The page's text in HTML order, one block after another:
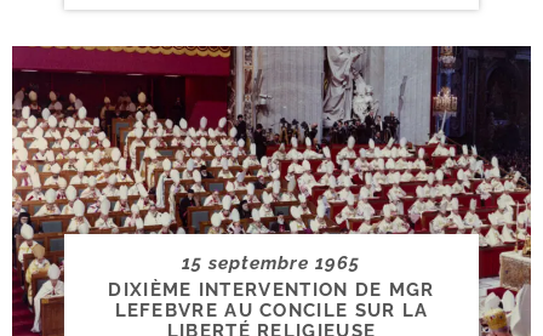
15 septembre 1965
DIXIÈME INTERVENTION DE MGR
LEFEBVRE AU CONCILE SUR LA
LIBERTÉ RELIGIEUSE